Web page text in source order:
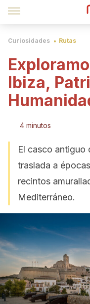
Curiosidades Rutas
Ibiza,
4 minutos
El casco antiguo
traslada a
recintos
Mediterráneo.